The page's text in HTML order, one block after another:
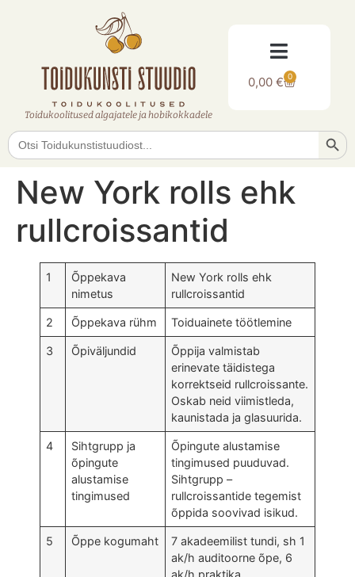
Toidukoolitused algajatele ja hobikokkadele
0,00€ 0
Search
for:
New York rolls ehk
rullcroissantid
1
Õppekava
nimetus
New York rolls ehk
rullcroissantid
2 Õppekava rühm Toiduainete töötlemine
3 Õpiväljundid
Õppija valmistab
erinevate täidistega
korrektseid rullcroissante.
Oskab neid viimistleda,
kaunistada ja glasuurida.
4
Sihtgrupp ja
õpingute
alustamise
tingimused
Õpingute alustamise
tingimused puuduvad.
Sihtgrupp –
rullcroissantide tegemist
õppida soovivad isikud.
5 Õppe kogumaht
7 akadeemilist tundi, sh 1
ak/h auditoorne õpe, 6
ak/h praktika.